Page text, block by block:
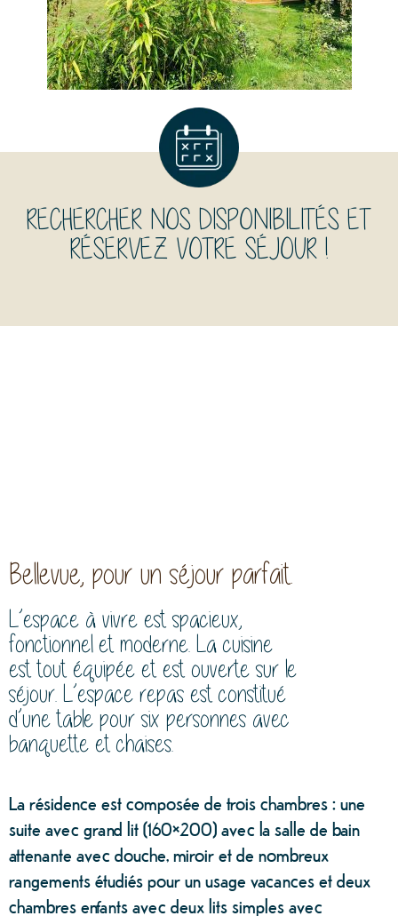
RECHERCHER NOS DISPONIBILITÉS ET
RÉSERVEZ VOTRE SÉJOUR !
Bellevue, pour un séjour parfait.
L’espace à vivre est spacieux,
fonctionnel et moderne. La cuisine
est tout équipée et est ouverte sur le
séjour. L’espace repas est constitué
d’une table pour six personnes avec
banquette et chaises.
La résidence est composée de trois chambres : une
suite avec grand lit (160×200) avec la salle de bain
attenante avec douche, miroir et de nombreux
rangements étudiés pour un usage vacances et deux
chambres enfants avec deux lits simples avec